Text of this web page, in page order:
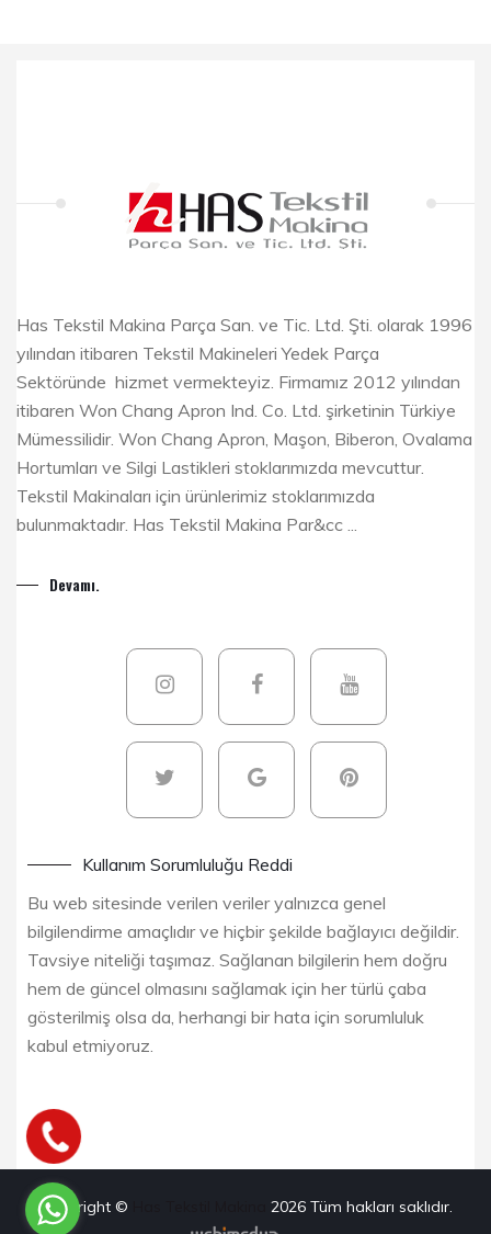
Has Tekstil Makina Parça San. ve Tic. Ltd. Şti. olarak 1996
yılından itibaren Tekstil Makineleri Yedek Parça
Sektöründe hizmet vermekteyiz. Firmamız 2012 yılından
itibaren Won Chang Apron Ind. Co. Ltd. şirketinin Türkiye
Mümessilidir. Won Chang Apron, Maşon, Biberon, Ovalama
Hortumları ve Silgi Lastikleri stoklarımızda mevcuttur.
Tekstil Makinaları için ürünlerimiz stoklarımızda
bulunmaktadır. Has Tekstil Makina Par&cc ...
Devamı.
Kullanım Sorumluluğu Reddi
Bu web sitesinde verilen veriler yalnızca genel
bilgilendirme amaçlıdır ve hiçbir şekilde bağlayıcı değildir.
Tavsiye niteliği taşımaz. Sağlanan bilgilerin hem doğru
hem de güncel olmasını sağlamak için her türlü çaba
gösterilmiş olsa da, herhangi bir hata için sorumluluk
kabul etmiyoruz.
Copyright © 2026 Tüm hakları saklıdır.